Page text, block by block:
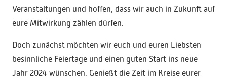
Veranstaltungen und hoffen, dass wir auch in Zukunft auf
eure Mitwirkung zählen dürfen.
Doch zunächst möchten wir euch und euren Liebsten
besinnliche Feiertage und einen guten Start ins neue
Jahr 2024 wünschen. Genießt die Zeit im Kreise eurer